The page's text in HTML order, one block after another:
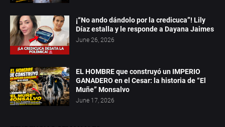
¡“No ando dándolo por la credicuca”! Lily
Díaz estalla y le responde a Dayana Jaimes
June 26, 2026
EL HOMBRE que construyó un IMPERIO
GANADERO en el Cesar: la historia de “El
Muñe” Monsalvo
June 17, 2026